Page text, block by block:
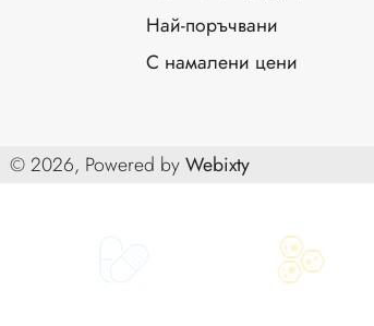
Най-поръчвани
С намалени цени
© 2026, Powered byWebixty